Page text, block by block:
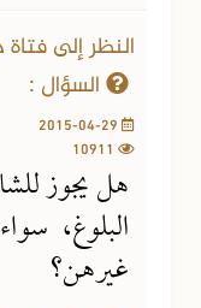
النظر إلى
السؤال :
هل يجوز
البلوغ،
غيرهن؟